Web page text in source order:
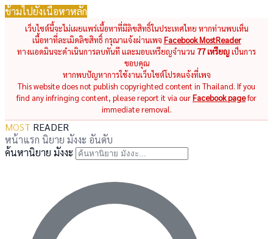
ข้ามไปยังเนื้อหาหลัก
เว็บไซต์นี้จะไม่เผยแพร่เนื้อหาที่มีลิขสิทธิ์ในประเทศไทย หากท่านพบเห็น
เนื้อหาที่ละเมิดลิขสิทธิ์ กรุณาแจ้งผ่านเพจ Facebook MostReader
ทางแอดมินจะดำเนินการลบทันที และมอบเหรียญจำนวน 77 เหรียญเป็นการ
ขอบคุณ
หากพบปัญหาการใช้งานเว็บไซต์โปรดแจ้งที่เพจ
This website does not publish copyrighted content in Thailand. If you
find any infringing content, please report it via ourFacebook pagefor
immediate removal.
MOST READER
หน้าแรก นิยาย มังงะ อันดับ
ค้นหานิยาย มังงะ